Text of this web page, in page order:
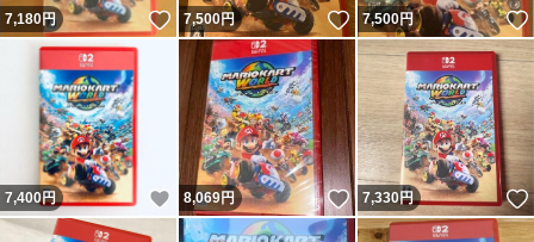
7,180円 いいね！
7,500円 いいね！
7,500円
7,400円 いいね！
8,069円 いいね！
7,330円